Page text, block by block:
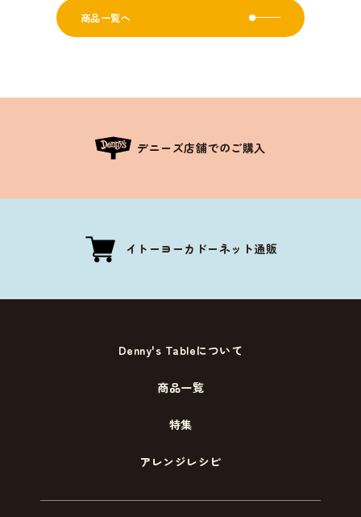
商品一覧へ
デニーズ店舗でのご購入
イトーヨーカドーネット通販
Denny's Tableについて
商品一覧
特集
アレンジレシピ